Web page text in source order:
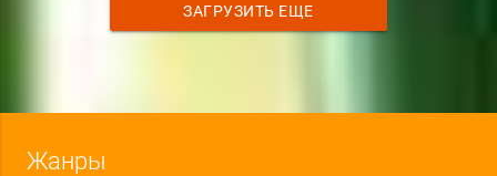
ЗАГРУЗИТЬ ЕЩЕ
Жанры